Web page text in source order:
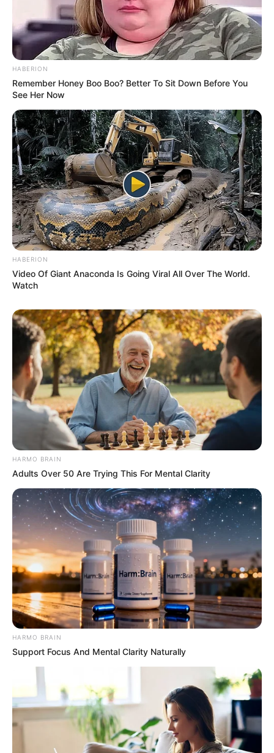
HABERION
Remember Honey Boo Boo? Better To Sit Down Before You
See Her Now
HABERION
Video Of Giant Anaconda Is Going Viral All Over The World.
Watch
HARMO BRAIN
Adults Over 50 Are Trying This For Mental Clarity
HARMO BRAIN
Support Focus And Mental Clarity Naturally